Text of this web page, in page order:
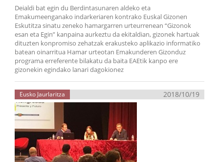
Deialdi bat egin du Berdintasunaren aldeko eta
Emakumeenganako indarkeriaren kontrako Euskal Gizonen
Eskutitza sinatu zeneko hamargarren urteurrenean “Gizonok
esan eta Egin” kanpaina aurkeztu da ekitaldian, gizonek hartuak
dituzten konpromiso zehatzak erakusteko aplikazio informatiko
batean oinarritua Hamar urteotan Emakunderen Gizonduz
programa erreferente bilakatu da baita EAEtik kanpo ere
gizonekin egindako lanari dagokionez
Eusko Jaurlaritza 2018/10/19